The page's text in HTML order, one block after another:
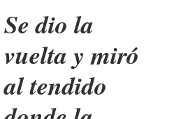
Se dio la
vuelta y miró
al tendido